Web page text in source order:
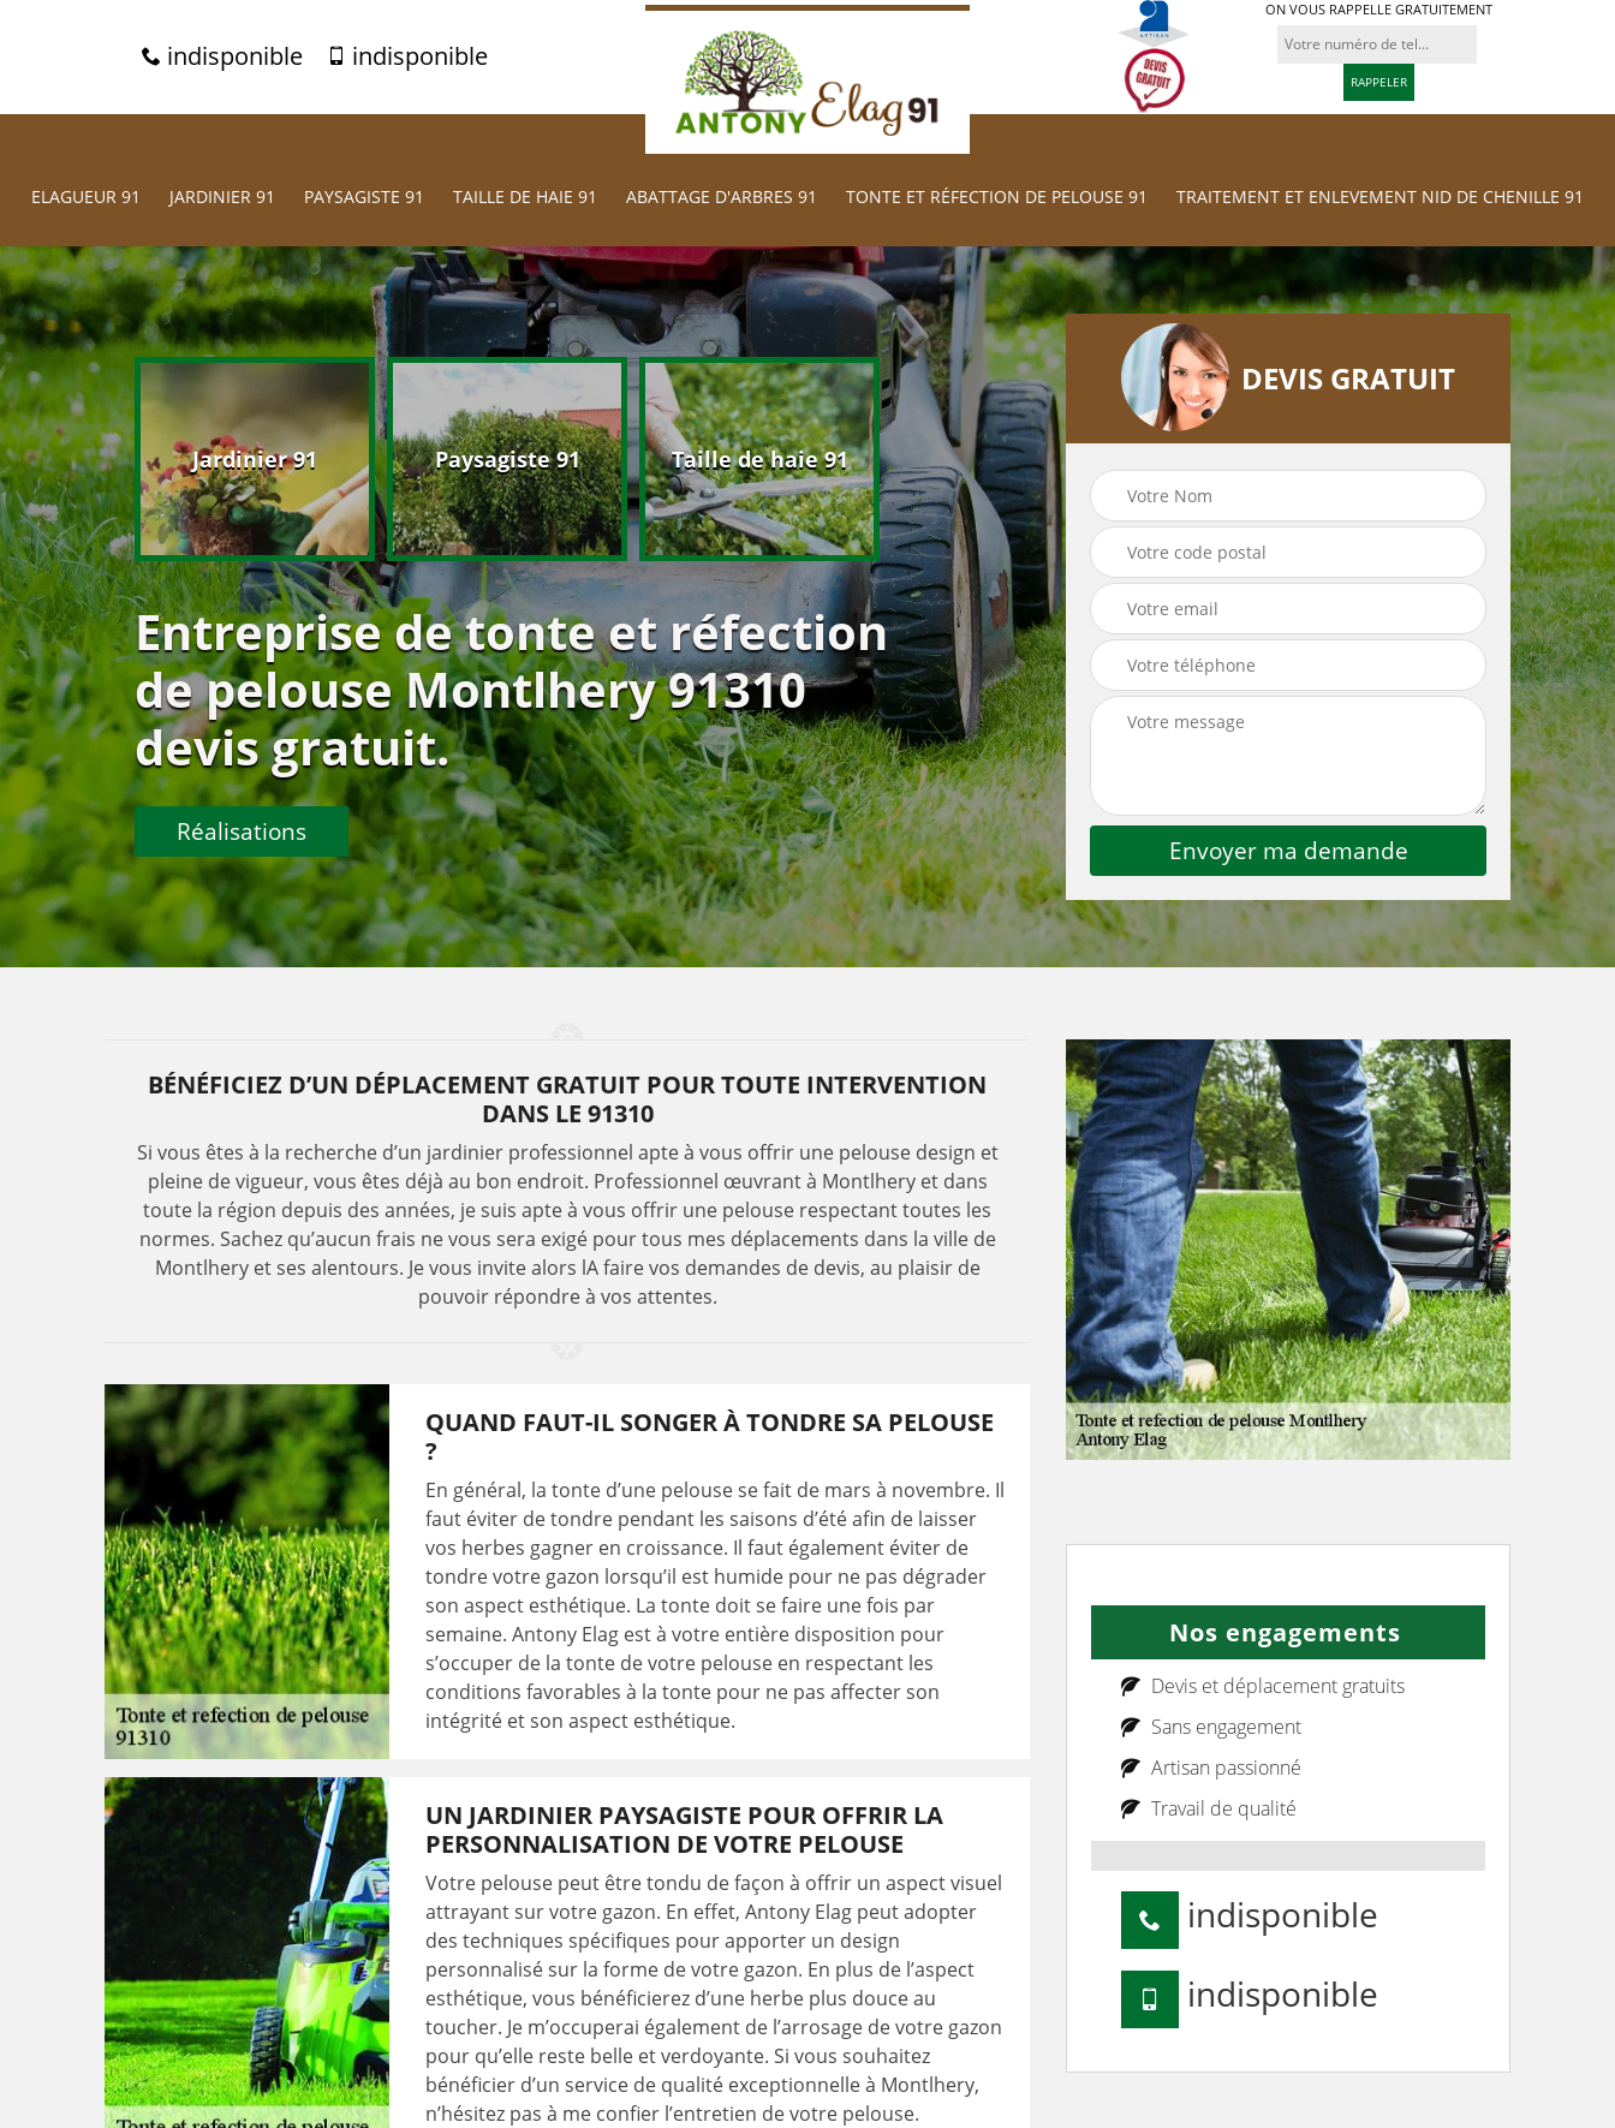
indisponible indisponible
ON VOUS RAPPELLE GRATUITEMENT
ELAGUEUR 91 JARDINIER 91 PAYSAGISTE 91 TAILLE DE HAIE 91 ABATTAGE D'ARBRES 91 TONTE ET RÉFECTION DE PELOUSE 91 TRAITEMENT ET ENLEVEMENT NID DE CHENILLE 91
91 Jardinier 91 Paysagiste 91 Taille de haie 91 Abattage d'arbres
91
Tonte et réfection
de pelouse 91
Traitement et
Enlevement nid
chenille 91
Entreprise de tonte et réfection
de pelouse Montlhery 91310
devis gratuit.
Réalisations
DEVIS GRATUIT
BÉNÉFICIEZ D’UN DÉPLACEMENT GRATUIT POUR TOUTE INTERVENTION
DANS LE 91310
Si vous êtes à la recherche d’un jardinier professionnel apte à vous offrir une pelouse design et
pleine de vigueur, vous êtes déjà au bon endroit. Professionnel œuvrant à Montlhery et dans
toute la région depuis des années, je suis apte à vous offrir une pelouse respectant toutes les
normes. Sachez qu’aucun frais ne vous sera exigé pour tous mes déplacements dans la ville de
Montlhery et ses alentours. Je vous invite alors lA faire vos demandes de devis, au plaisir de
pouvoir répondre à vos attentes.
QUAND FAUT-IL SONGER À TONDRE SA PELOUSE
?
En général, la tonte d’une pelouse se fait de mars à novembre. Il
faut éviter de tondre pendant les saisons d’été afin de laisser
vos herbes gagner en croissance. Il faut également éviter de
tondre votre gazon lorsqu’il est humide pour ne pas dégrader
son aspect esthétique. La tonte doit se faire une fois par
semaine. Antony Elag est à votre entière disposition pour
s’occuper de la tonte de votre pelouse en respectant les
conditions favorables à la tonte pour ne pas affecter son
intégrité et son aspect esthétique.
UN JARDINIER PAYSAGISTE POUR OFFRIR LA
PERSONNALISATION DE VOTRE PELOUSE
Votre pelouse peut être tondu de façon à offrir un aspect visuel
attrayant sur votre gazon. En effet, Antony Elag peut adopter
des techniques spécifiques pour apporter un design
personnalisé sur la forme de votre gazon. En plus de l’aspect
esthétique, vous bénéficierez d’une herbe plus douce au
toucher. Je m’occuperai également de l’arrosage de votre gazon
pour qu’elle reste belle et verdoyante. Si vous souhaitez
bénéficier d’un service de qualité exceptionnelle à Montlhery,
n’hésitez pas à me confier l’entretien de votre pelouse.
Nos engagements
Devis et déplacement gratuits
Sans engagement
Artisan passionné
Travail de qualité
indisponible
indisponible